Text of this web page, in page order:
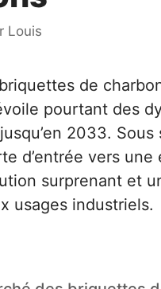
Louis
de
pourtant des
2033.
d’entrée vers
surprenant et
usages industriels.